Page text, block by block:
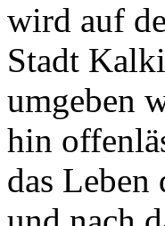
wird auf
Stadt
umgeben
hin
das